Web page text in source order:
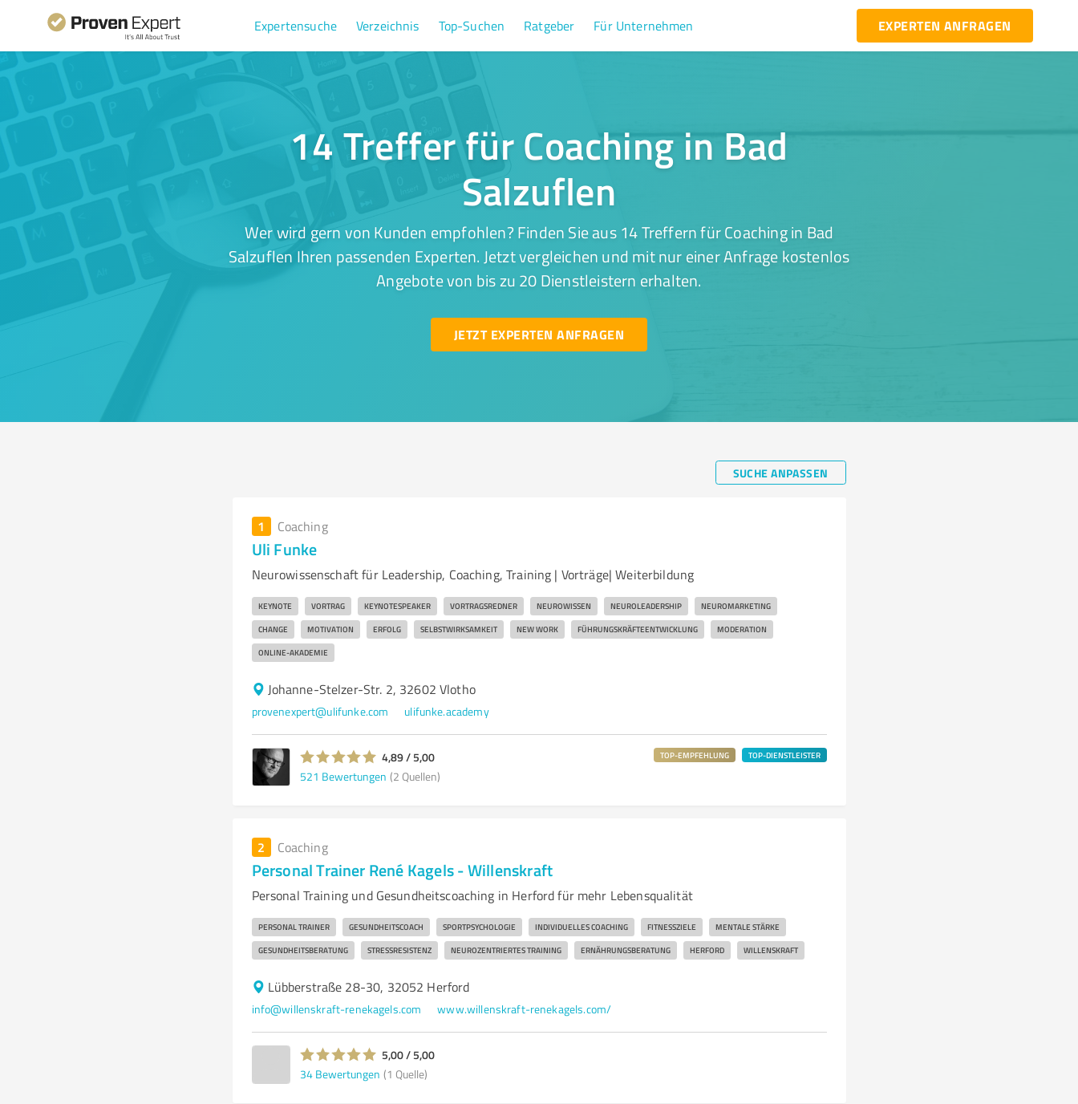
Expertensuche Verzeichnis Top-Suchen Ratgeber Für Unternehmen EXPERTEN ANFRAGEN
14 Treffer für Coaching in Bad
Salzuflen
Wer wird gern von Kunden empfohlen? Finden Sie aus 14 Treffern für Coaching in Bad
Salzuflen Ihren passenden Experten. Jetzt vergleichen und mit nur einer Anfrage kostenlos
Angebote von bis zu 20 Dienstleistern erhalten.
JETZT EXPERTEN ANFRAGEN
SUCHE ANPASSEN
1 Coaching
Uli Funke
Neurowissenschaft für Leadership, Coaching, Training | Vorträge| Weiterbildung
KEYNOTE VORTRAG KEYNOTESPEAKER VORTRAGSREDNER NEUROWISSEN NEUROLEADERSHIP NEUROMARKETING
CHANGE MOTIVATION ERFOLG SELBSTWIRKSAMKEIT NEW WORK FÜHRUNGSKRÄFTEENTWICKLUNG MODERATION
ONLINE-AKADEMIE
Johanne-Stelzer-Str. 2, 32602 Vlotho
provenexpert@ulifunke.com ulifunke.academy
4,89 / 5,00
521 Bewertungen (2 Quellen)
TOP-EMPFEHLUNG TOP-DIENSTLEISTER
2 Coaching
Personal Trainer René Kagels - Willenskraft
Personal Training und Gesundheitscoaching in Herford für mehr Lebensqualität
PERSONAL TRAINER GESUNDHEITSCOACH SPORTPSYCHOLOGIE INDIVIDUELLES COACHING FITNESSZIELE MENTALE STÄRKE
GESUNDHEITSBERATUNG STRESSRESISTENZ NEUROZENTRIERTES TRAINING ERNÄHRUNGSBERATUNG HERFORD WILLENSKRAFT
Lübberstraße 28-30, 32052 Herford
info@willenskraft-renekagels.com www.willenskraft-renekagels.com/
5,00 / 5,00
34 Bewertungen (1 Quelle)